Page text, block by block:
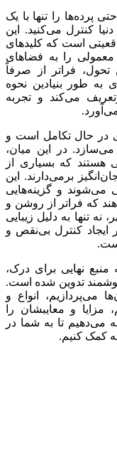
پرده‌ها را تنها با یک
کنترل می‌کنید. این
است که کلیدهای
را به فضاهای
تحول، فراتر از صرفاً
به طور بنیادین نحوه
می‌کند و تجربه
حال تکامل است و
در این میان،
هستند که بسیاری از
برمی‌دارند. این
می‌شوند و گزینه‌هایی
که فراتر از روشن و
تنها به دلیل زیبایی
ایجاد کنترل بی‌نقص و
نهایی برای درک،
تدوین شده است.
می‌پردازیم، انواع و
و معایبشان را
تا به شما در
کمک کنیم.